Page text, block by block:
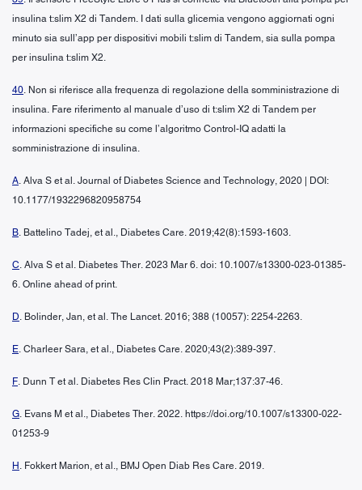
insulina t:slim X2 di Tandem. I dati sulla glicemia vengono aggiornati ogni
minuto sia sull’app per dispositivi mobili t:slim di Tandem, sia sulla pompa
per insulina t:slim X2.
40. Non si riferisce alla frequenza di regolazione della somministrazione di
insulina. Fare riferimento al manuale d’uso di t:slim X2 di Tandem per
informazioni specifiche su come l’algoritmo Control-IQ adatti la
somministrazione di insulina.
A. Alva S et al. Journal of Diabetes Science and Technology, 2020 | DOI:
10.1177/1932296820958754
B. Battelino Tadej, et al., Diabetes Care. 2019;42(8):1593-1603.
C. Alva S et al. Diabetes Ther. 2023 Mar 6. doi: 10.1007/s13300-023-01385-
6. Online ahead of print.
D. Bolinder, Jan, et al. The Lancet. 2016; 388 (10057): 2254-2263.
E. Charleer Sara, et al., Diabetes Care. 2020;43(2):389-397.
F. Dunn T et al. Diabetes Res Clin Pract. 2018 Mar;137:37-46.
G. Evans M et al., Diabetes Ther. 2022. https://doi.org/10.1007/s13300-022-
01253-9
H . Fokkert Marion, et al., BMJ Open Diab Res Care. 2019.